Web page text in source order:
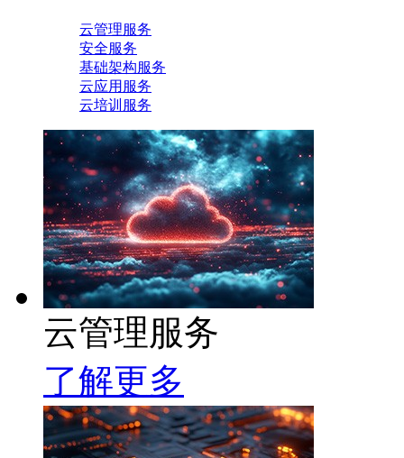
云管理服务
安全服务
基础架构服务
云应用服务
云培训服务
云管理服务
了解更多